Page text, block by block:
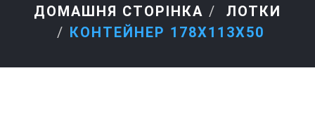
ДОМАШНЯ СТОРІНКА
ЛОТКИ
КОНТЕЙНЕР 178X113X50